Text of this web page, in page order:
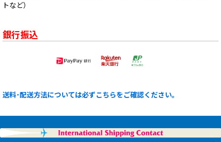
トなど）
銀行振込
送料･配送方法については必ずこちらをご確認ください。